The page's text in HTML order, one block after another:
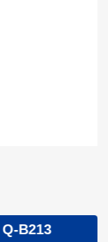
Q-B213